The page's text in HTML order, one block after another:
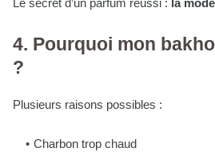
Le secret d’un parfum réussi : la
4. Pourquoi mon
?
Plusieurs raisons possibles :
Charbon trop chaud